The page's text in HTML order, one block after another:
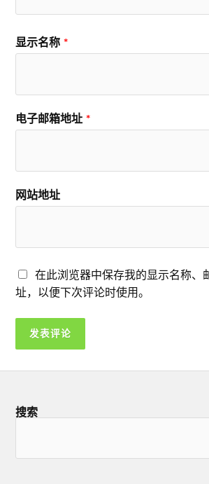
显示名称 *
电子邮箱地址 *
网站地址
在此浏览器中保存我的显示名称、
址，以便下次评论时使用。
搜索